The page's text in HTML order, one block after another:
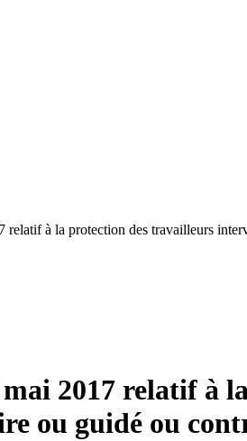
à la protection des travailleurs
2017 relatif à
ou guidé ou